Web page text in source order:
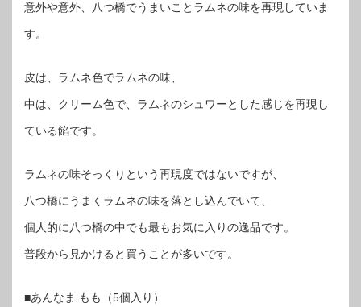
意外や意外、八つ橋でうまいことラムネの味を再現していま
す。
皮は、ラムネ色でラムネの味、
中は、クリーム色で、ラムネのシュワーとした感じを再現し
ている餡です。
ラムネの味そっくりという再現度ではないですが、
八つ橋にうまくラムネの味を落とし込んでいて、
個人的に八つ橋の中でも最もお気に入りの逸品です。
普段から見かけると買うことが多いです。
■あんなま もも（5個入り）